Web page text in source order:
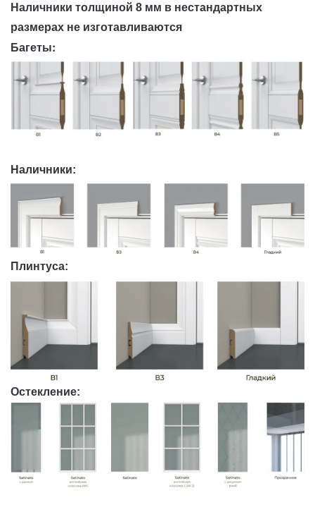
Наличники толщиной 8 мм в нестандартных
размерах не изготавливаются
Багеты:
Наличники:
Плинтуса:
Остекление: